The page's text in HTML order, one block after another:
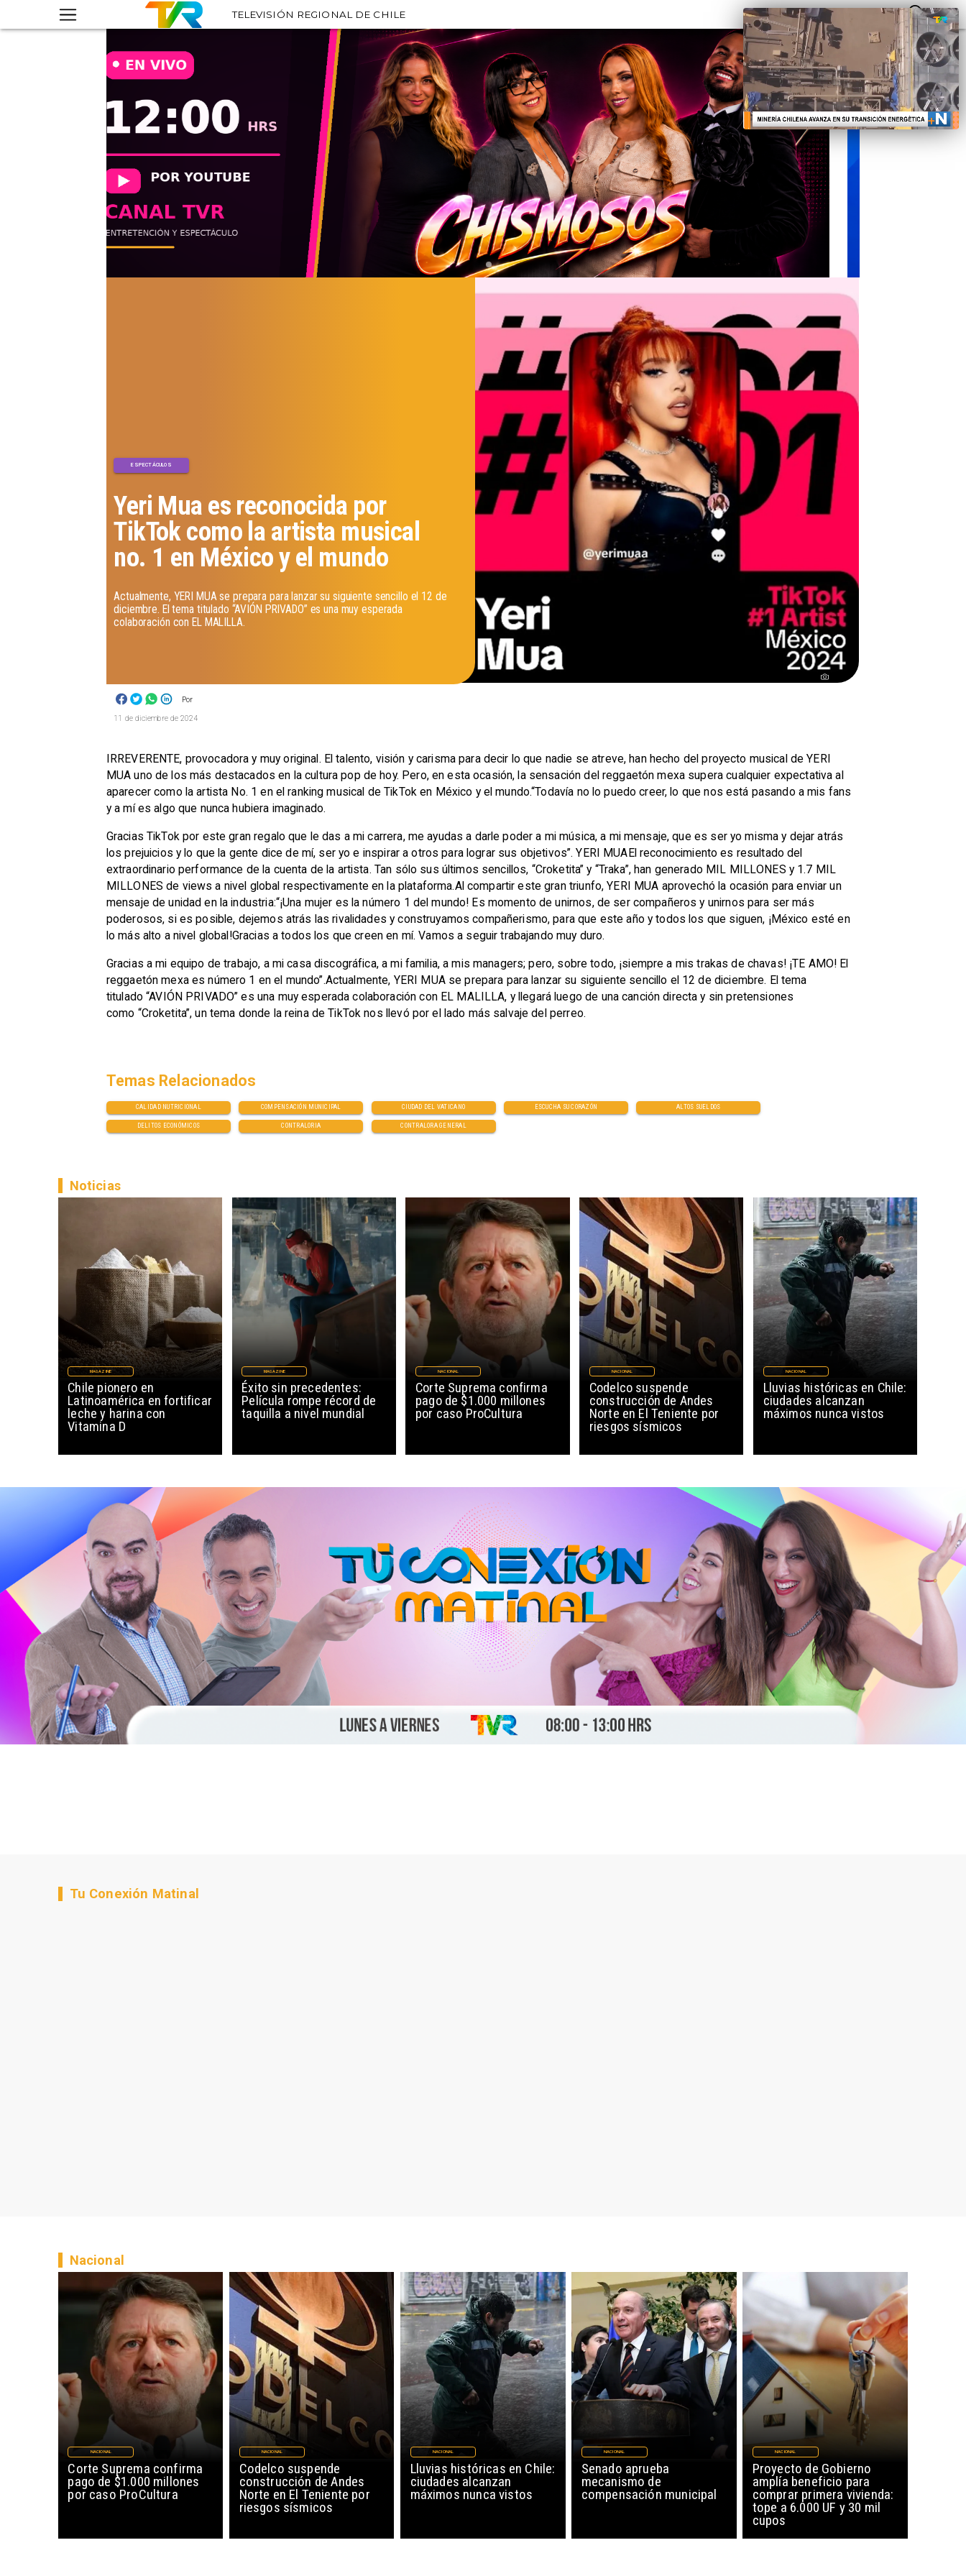
TELEVISIÓN REGIONAL DE CHILE
Por
Yeri Mua es reconocida por
TikTok como la artista musical
no. 1 en México y el mundo
ESPECTÁCULOS
​Actualmente, YERI MUA se prepara para lanzar su siguiente sencillo el 12 de
diciembre. El tema titulado “AVIÓN PRIVADO” es una muy esperada
colaboración con EL MALILLA.
11 de diciembre de 2024
​IRREVERENTE, provocadora y muy original. El talento, visión y carisma para decir lo que nadie se atreve, han hecho del proyecto musical de YERI
MUA uno de los más destacados en la cultura pop de hoy. Pero, en esta ocasión, la sensación del reggaetón mexa supera cualquier expectativa al
aparecer como la artista No. 1 en el ranking musical de TikTok en México y el mundo.“Todavía no lo puedo creer, lo que nos está pasando a mis fans
y a mí es algo que nunca hubiera imaginado.
Gracias TikTok por este gran regalo que le das a mi carrera, me ayudas a darle poder a mi música, a mi mensaje, que es ser yo misma y dejar atrás
los prejuicios y lo que la gente dice de mí, ser yo e inspirar a otros para lograr sus objetivos”. YERI MUAEl reconocimiento es resultado del
extraordinario performance de la cuenta de la artista. Tan sólo sus últimos sencillos, “Croketita” y “Traka”, han generado MIL MILLONES y 1.7 MIL
MILLONES de views a nivel global respectivamente en la plataforma.Al compartir este gran triunfo, YERI MUA aprovechó la ocasión para enviar un
mensaje de unidad en la industria:“¡Una mujer es la número 1 del mundo! Es momento de unirnos, de ser compañeros y unirnos para ser más
poderosos, si es posible, dejemos atrás las rivalidades y construyamos compañerismo, para que este año y todos los que siguen, ¡México esté en
lo más alto a nivel global!Gracias a todos los que creen en mí. Vamos a seguir trabajando muy duro.
Gracias a mi equipo de trabajo, a mi casa discográfica, a mi familia, a mis managers; pero, sobre todo, ¡siempre a mis trakas de chavas! ¡TE AMO! El
reggaetón mexa es número 1 en el mundo”.Actualmente, YERI MUA se prepara para lanzar su siguiente sencillo el 12 de diciembre. El tema
titulado “AVIÓN PRIVADO” es una muy esperada colaboración con EL MALILLA, y llegará luego de una canción directa y sin pretensiones
como “Croketita”, un tema donde la reina de TikTok nos llevó por el lado más salvaje del perreo.
CALIDAD NUTRICIONAL COMPENSACIÓN MUNICIPAL CIUDAD DEL VATICANO ESCUCHA SU CORAZÓN ALTOS SUELDOS
DELITOS ECONÓMICOS CONTRALORIA CONTRALORA GENERAL
Temas Relacionados
Chile pionero en
Latinoamérica en fortificar
leche y harina con
Vitamina D
MAGAZINE
Noticias
Éxito sin precedentes:
Película rompe récord de
taquilla a nivel mundial
MAGAZINE
Corte Suprema confirma
pago de $1.000 millones
por caso ProCultura
NACIONAL
Codelco suspende
construcción de Andes
Norte en El Teniente por
riesgos sísmicos
NACIONAL
Lluvias históricas en Chile:
ciudades alcanzan
máximos nunca vistos
NACIONAL
Tu Conexión Matinal
Corte Suprema confirma
pago de $1.000 millones
por caso ProCultura
NACIONAL
Codelco suspende
construcción de Andes
Norte en El Teniente por
riesgos sísmicos
NACIONAL
Lluvias históricas en Chile:
ciudades alcanzan
máximos nunca vistos
NACIONAL
Senado aprueba
mecanismo de
compensación municipal
NACIONAL
Proyecto de Gobierno
amplía beneficio para
comprar primera vivienda:
tope a 6.000 UF y 30 mil
cupos
NACIONAL
Nacional